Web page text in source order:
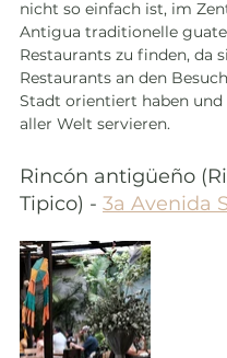
nicht so einfach ist, im
Antigua traditionelle
Restaurants zu finden, da
Restaurants an den
Stadt orientiert haben und
aller Welt servieren.
Rincón antigüeño
Tipico) - 3a Avenida